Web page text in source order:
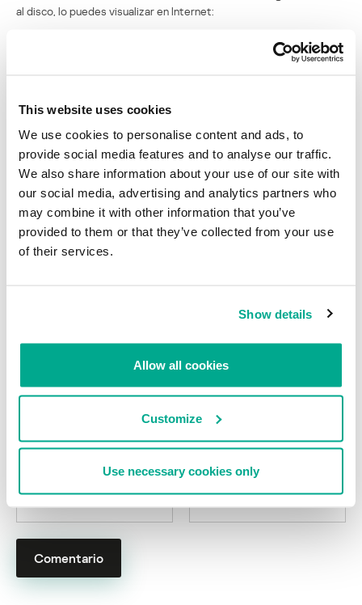
This website uses cookies
We use cookies to personalise content and ads, to
provide social media features and to analyse our traffic.
We also share information about your use of our site with
our social media, advertising and analytics partners who
may combine it with other information that you’ve
provided to them or that they’ve collected from your use
of their services.
Show details
Allow all cookies
Customize
Use necessary cookies only
al disco, lo puedes visualizar en Internet:
Por lo tanto, si aparece cualquier exploit de aplicaciones, por
ejemplo para Adobe Reader, no funcionará y todavía podrás leer el
documento.
Este tipo de filtraciones , aunque no son muy grandes, sin duda
exponen a sus víctimas a ataques dirigidos de phishing.
Sígueme en Twitter: @dimitribest
campos obligatorios están marcados con
Correo electrónico